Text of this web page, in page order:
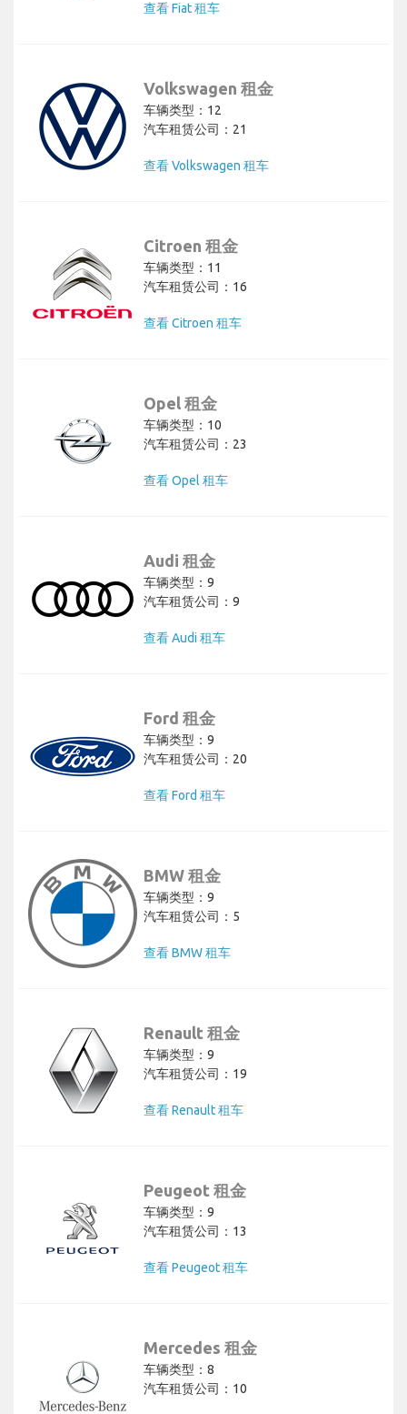
查看 Fiat 租车
Volkswagen 租金
车辆类型：12
汽车租赁公司：21
查看 Volkswagen 租车
Citroen 租金
车辆类型：11
汽车租赁公司：16
查看 Citroen 租车
Opel 租金
车辆类型：10
汽车租赁公司：23
查看 Opel 租车
Audi 租金
车辆类型：9
汽车租赁公司：9
查看 Audi 租车
Ford 租金
车辆类型：9
汽车租赁公司：20
查看 Ford 租车
BMW 租金
车辆类型：9
汽车租赁公司：5
查看 BMW 租车
Renault 租金
车辆类型：9
汽车租赁公司：19
查看 Renault 租车
Peugeot 租金
车辆类型：9
汽车租赁公司：13
查看 Peugeot 租车
Mercedes 租金
车辆类型：8
汽车租赁公司：10